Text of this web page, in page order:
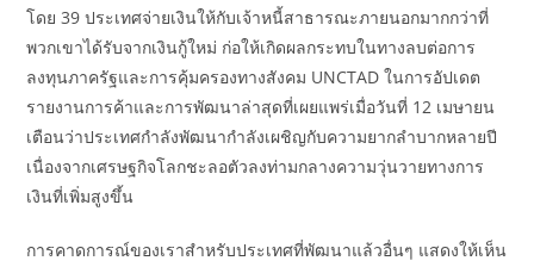
โดย 39 ประเทศจ่ายเงินให้กับเจ้าหนี้สาธารณะภายนอกมากกว่าที่
พวกเขาได้รับจากเงินกู้ใหม่ ก่อให้เกิดผลกระทบในทางลบต่อการ
ลงทุนภาครัฐและการคุ้มครองทางสังคม UNCTAD ในการอัปเดต
รายงานการค้าและการพัฒนาล่าสุดที่เผยแพร่เมื่อวันที่ 12 เมษายน
เตือนว่าประเทศกำลังพัฒนากำลังเผชิญกับความยากลำบากหลายปี
เนื่องจากเศรษฐกิจโลกชะลอตัวลงท่ามกลางความวุ่นวายทางการ
เงินที่เพิ่มสูงขึ้น
การคาดการณ์ของเราสำหรับประเทศที่พัฒนาแล้วอื่นๆ แสดงให้เห็น